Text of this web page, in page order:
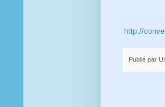
http://
Publié par